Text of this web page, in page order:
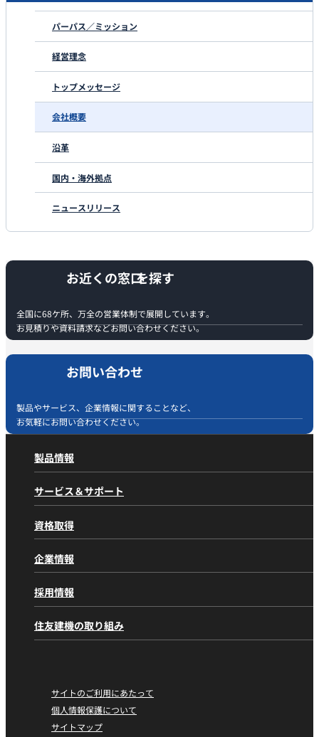
パーパス／ミッション
経営理念
トップメッセージ
会社概要
沿革
国内・海外拠点
ニュースリリース
お近くの窓口
全国に68ケ所、万全の営業体制で展開しています。
お見積りや資料請求などお問い合わせください。
お問い合わせ
製品やサービス、企業情報に関することなど、
お気軽にお問い合わせください。
製品情報
製品情報トップページ
製品カテゴリから探す
油圧ショベル 標準機
油圧ショベル 小旋回
林業機械
金属リサイクル機械
解体処理機
道路機械
工事分野から探す
金属リサイクル
解体工事
管工事
サービス＆サポート
サービス＆サポート
アフターサービスの取り組み
住友の取り組み
部品供給体制
デジタル活用のご案内
SCSPort＠l
G@Nav
メンテナンス
再生事業
資格取得
資格取得
千葉教習センター
愛知教習センター
大阪教習センター
企業情報
企業情報
パーパス／ミッション
経営理念
トップメッセージ
国内・海外拠点
ニュースリリース
採用情報
採用情報トップページ
住友建機株式会社
住友建機の取り組み
カーボンニュートラルに向けた取り組み
社会への取り組み
サイトのご利用にあたって
個人情報保護について
サイトマップ